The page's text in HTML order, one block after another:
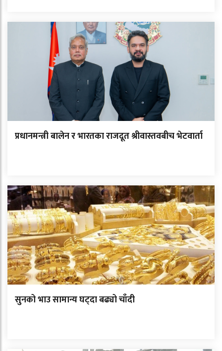
प्रधानमन्त्री बालेन र भारतका राजदूत श्रीवास्तवबीच भेटवार्ता
सुनको भाउ सामान्य घट्दा बढ्यो चाँदी